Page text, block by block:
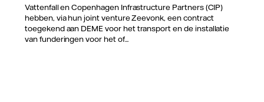
Vattenfall en Copenhagen Infrastructure Partners (CIP)
hebben, via hun joint venture Zeevonk, een contract
toegekend aan DEME voor het transport en de installatie
van funderingen voor het of...